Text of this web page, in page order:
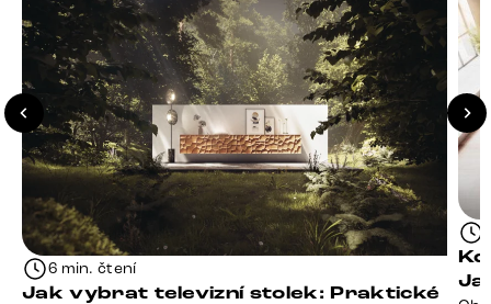
6 min. čtení
Jak vybrat televizní stolek: Praktické